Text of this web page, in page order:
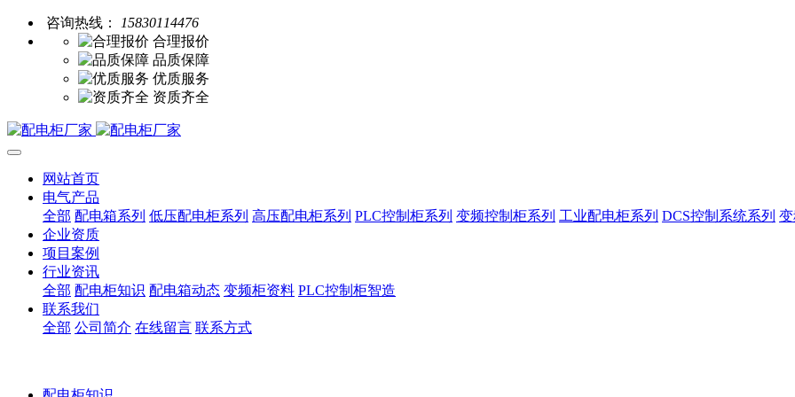
咨询热线：
15830114476
合理报价
品质保障
优质服务
资质齐全
网站首页
电气产品
全部 配电箱系列 低压配电柜系列 高压配电柜系列 PLC控制柜系列 变频控制柜系列 工业配电柜系列 DCS控制系统系列
企业资质
项目案例
行业资讯
全部 配电柜知识 配电箱动态 变频柜资料 PLC控制柜智造
联系我们
全部 公司简介 在线留言 联系方式